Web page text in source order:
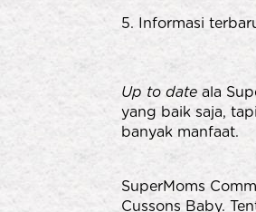
5. Informasi
Up to date ala
yang baik saja,
banyak manfaat.
SuperMoms
Cussons Baby.